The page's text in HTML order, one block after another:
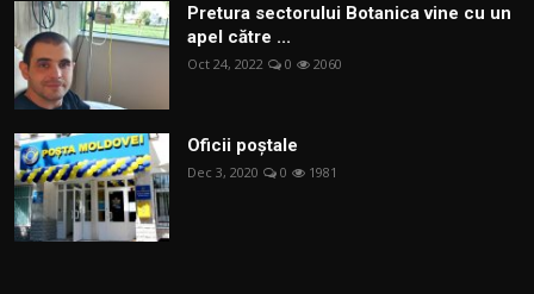
Pretura sectorului Botanica vine cu un
apel către ...
Oct 24, 2022 0 2060
Oficii poștale
Dec 3, 2020 0 1981